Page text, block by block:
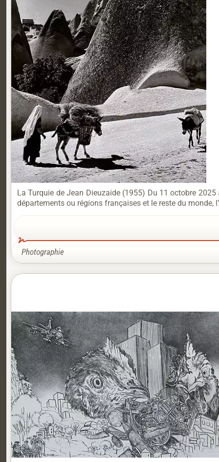
La Turquie de Jean Dieuzaide (1955) Du 11 octobre
départements ou régions françaises et le reste du
Photographie